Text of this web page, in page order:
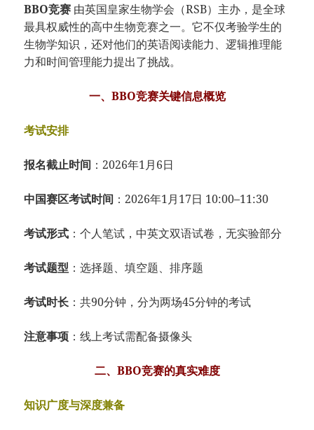
BBO竞赛 由英国皇家生物学会（RSB）主办，是全球
最具权威性的高中生物竞赛之一。它不仅考验学生的
生物学知识，还对他们的英语阅读能力、逻辑推理能
力和时间管理能力提出了挑战。
一、BBO竞赛关键信息概览
考试安排
报名截止时间 ：2026年1月6日
中国赛区考试时间 ：2026年1月17日 10:00–11:30
考试形式 ：个人笔试，中英文双语试卷，无实验部分
考试题型 ：选择题、填空题、排序题
考试时长 ：共90分钟，分为两场45分钟的考试
注意事项 ：线上考试需配备摄像头
二、BBO竞赛的真实难度
知识广度与深度兼备